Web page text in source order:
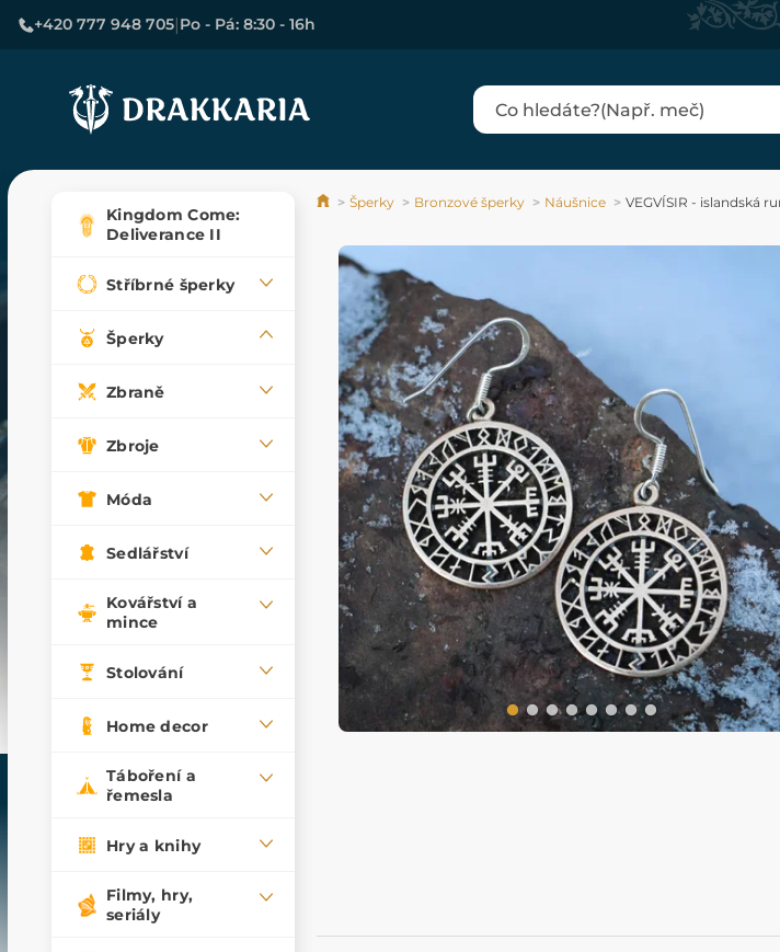
+420 777 948 705|Po - Pá: 8:30 - 16h
Kingdom Come:
Deliverance II
Stříbrné šperky
Šperky
Zbraně
Zbroje
Móda
Sedlářství
Kovářství a
mince
Stolování
Home decor
Táboření a
řemesla
Hry a knihy
Filmy, hry,
seriály
Šperky Bronzové šperky Náušnice VEGVÍSIR - islandská